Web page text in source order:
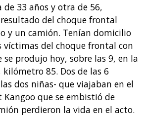
de 33 años y otra de 56,
del choque frontal
y un camión. Tenían domicilio
víctimas del choque frontal con
produjo hoy, sobre las 9, en la
85. Dos de las 6
dos niñas- que viajaban en el
que se embistió de
perdieron la vida en el acto.